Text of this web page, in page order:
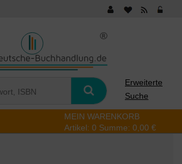
Erweiterte
Suche
MEIN WARENKORB
Artikel: 0 Summe: 0,00 €